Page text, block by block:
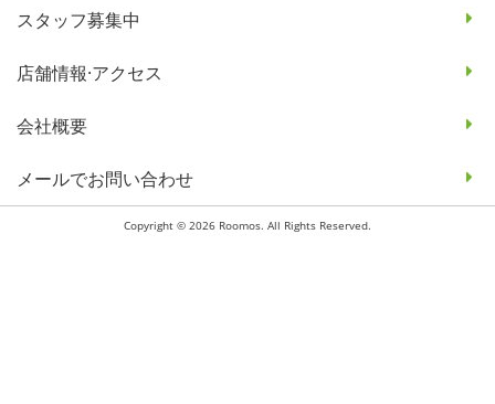
スタッフ募集中
店舗情報·アクセス
会社概要
メールでお問い合わせ
Copyright © 2026 Roomos. All Rights Reserved.